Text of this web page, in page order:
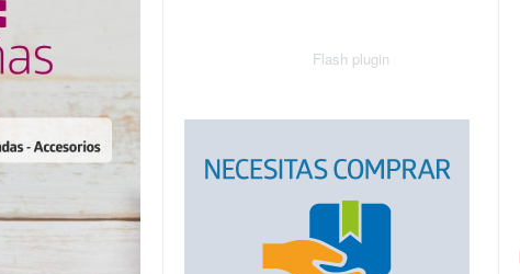
Flash plugin